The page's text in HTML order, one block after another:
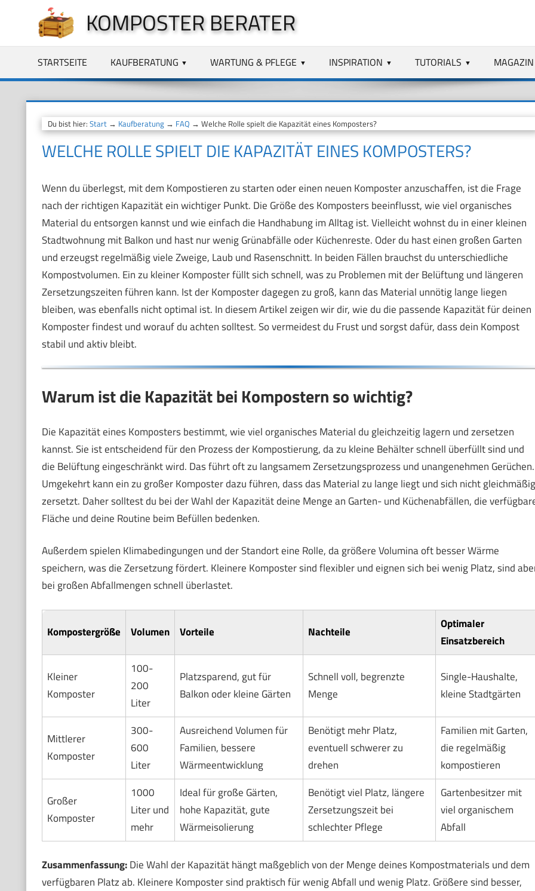
springen
KOMPOSTER BERATER
STARTSEITE KAUFBERATUNG WARTUNG & PFLEGE INSPIRATION TUTORIALS MAGAZIN
Du bist hier: Start→ Kaufberatung→ FAQ → Welche Rolle spielt die Kapazität eines Komposters?
WELCHE ROLLE SPIELT DIE KAPAZITÄT EINES KOMPOSTERS?
Wenn du überlegst, mit dem Kompostieren zu starten oder einen neuen Komposter anzuschaffen, ist die Frage
nach der richtigen Kapazität ein wichtiger Punkt. Die Größe des Komposters beeinflusst, wie viel organisches
Material du entsorgen kannst und wie einfach die Handhabung im Alltag ist. Vielleicht wohnst du in einer kleinen
Stadtwohnung mit Balkon und hast nur wenig Grünabfälle oder Küchenreste. Oder du hast einen großen Garten
und erzeugst regelmäßig viele Zweige, Laub und Rasenschnitt. In beiden Fällen brauchst du unterschiedliche
Kompostvolumen. Ein zu kleiner Komposter füllt sich schnell, was zu Problemen mit der Belüftung und längeren
Zersetzungszeiten führen kann. Ist der Komposter dagegen zu groß, kann das Material unnötig lange liegen
bleiben, was ebenfalls nicht optimal ist. In diesem Artikel zeigen wir dir, wie du die passende Kapazität für deinen
Komposter findest und worauf du achten solltest. So vermeidest du Frust und sorgst dafür, dass dein Kompost
stabil und aktiv bleibt.
Warum ist die Kapazität bei Kompostern so wichtig?
Die Kapazität eines Komposters bestimmt, wie viel organisches Material du gleichzeitig lagern und zersetzen
kannst. Sie ist entscheidend für den Prozess der Kompostierung, da zu kleine Behälter schnell überfüllt sind und
die Belüftung eingeschränkt wird. Das führt oft zu langsamem Zersetzungsprozess und unangenehmen Gerüchen.
Umgekehrt kann ein zu großer Komposter dazu führen, dass das Material zu lange liegt und sich nicht gleichmäßig
zersetzt. Daher solltest du bei der Wahl der Kapazität deine Menge an Garten- und Küchenabfällen, die
Fläche und deine Routine beim Befüllen bedenken.
Außerdem spielen Klimabedingungen und der Standort eine Rolle, da größere Volumina oft besser Wärme
speichern, was die Zersetzung fördert. Kleinere Komposter sind flexibler und eignen sich bei wenig Platz, sind
bei großen Abfallmengen schnell überlastet.
Kompostergröße Volumen Vorteile Nachteile
Optimaler
Einsatzbereich
Kleiner
Komposter
100-
200
Liter
Platzsparend, gut für
Balkon oder kleine Gärten
Schnell voll, begrenzte
Menge
Single-Haushalte,
kleine Stadtgärten
Mittlerer
Komposter
300-
600
Liter
Ausreichend Volumen für
Familien, bessere
Wärmeentwicklung
Benötigt mehr Platz,
eventuell schwerer zu
drehen
Familien mit Garten,
die regelmäßig
kompostieren
Großer
Komposter
1000
Liter und
mehr
Ideal für große Gärten,
hohe Kapazität, gute
Wärmeisolierung
Benötigt viel Platz, längere
Zersetzungszeit bei
schlechter Pflege
Gartenbesitzer mit
viel organischem
Abfall
Zusammenfassung:Die Wahl der Kapazität hängt maßgeblich von der Menge deines Kompostmaterials und dem
verfügbaren Platz ab. Kleinere Komposter sind praktisch für wenig Abfall und wenig Platz. Größere sind besser,